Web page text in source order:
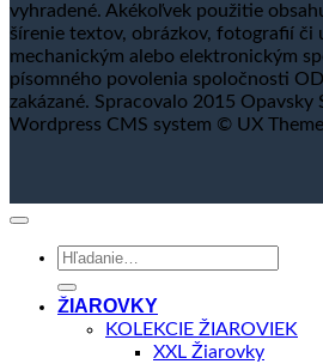
vyhradené. Akékoľvek použitie
šírenie textov, obrázkov, fotografií či
mechanickým alebo elektronickým
písomného povolenia spoločnosti
zakázané. Spracovalo 2015
Wordpress CMS system © UX
Hľadať:
ŽIAROVKY
KOLEKCIE ŽIAROVIEK
XXL Žiarovky